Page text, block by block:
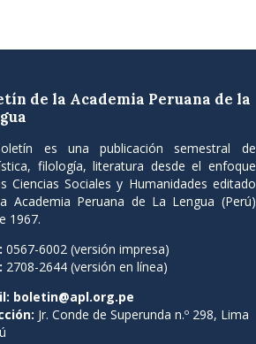
de la Academia Peruana de la
es una publicación semestral de
filología, literatura desde el enfoque
Ciencias Sociales y Humanidades editado
Academia Peruana de La Lengua (Perú)
1967.
0567-6002 (versión impresa)
2708-2644 (versión en línea)
boletin@apl.org.pe
Jr. Conde de Superunda n.º 298, Lima